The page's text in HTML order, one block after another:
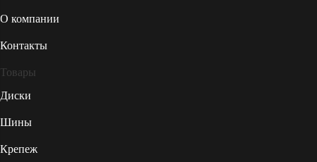
О компании
Контакты
Товары
Диски
Шины
Крепеж